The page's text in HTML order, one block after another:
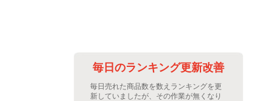
毎日のランキング更新改善
毎日売れた商品数を数えランキングを更
新していましたが、その作業が無くなり